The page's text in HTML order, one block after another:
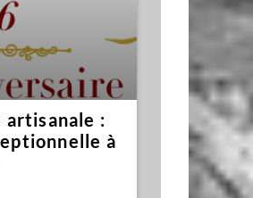
artisanale :
à